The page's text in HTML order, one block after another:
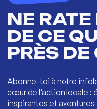
NE RATE
DE CE
PRÈS DE
Abonne-toi à notre
cœur de l’action locale :
inspirantes et aventures